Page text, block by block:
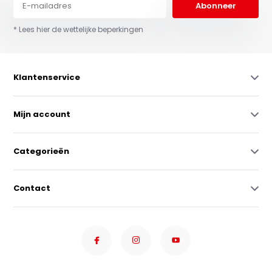
Abonneer
* Lees hier de wettelijke beperkingen
Klantenservice
Mijn account
Categorieën
Contact